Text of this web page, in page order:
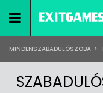
MINDENSZABADULÓSZOBA >